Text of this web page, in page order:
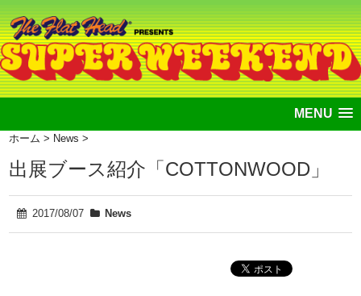
MENU
ホーム > News >
出展ブース紹介「COTTONWOOD」
2017/08/07 News